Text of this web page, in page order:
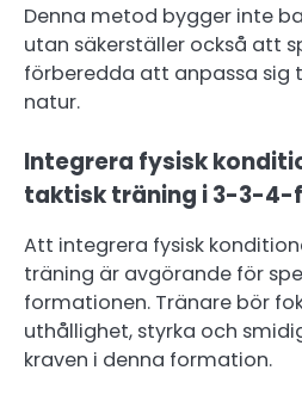
Denna metod bygger inte
utan säkerställer också att
förberedda att anpassa sig
natur.
Integrera fysisk
taktisk träning i 3-3-
Att integrera fysisk
träning är avgörande för
formationen. Tränare bör
uthållighet, styrka och
kraven i denna formation.